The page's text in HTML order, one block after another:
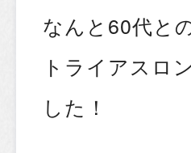
なんと60代と
トライアスロ
した！